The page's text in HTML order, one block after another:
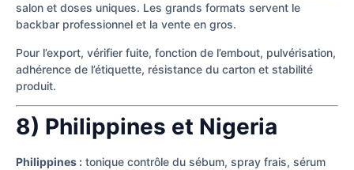
salon et doses uniques. Les grands formats servent le
backbar professionnel et la vente en gros.
Pour l’export, vérifier fuite, fonction de l’embout, pulvérisation,
adhérence de l’étiquette, résistance du carton et stabilité
produit.
8) Philippines et Nigeria
Philippines : tonique contrôle du sébum, spray frais, sérum